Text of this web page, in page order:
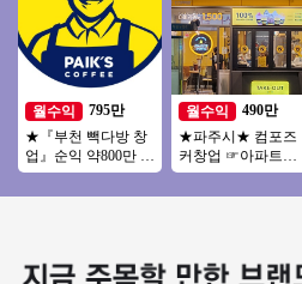
월수익
795만
★『부천 빽다방 창
업』순익 약800만 시
세대비 저렴한 특급
매장 초보창업추천
월수익
490만
★파주시★ 컴포즈
커창업 ☞아파트대
단지 초입 유동인구
많은 상권 월순익